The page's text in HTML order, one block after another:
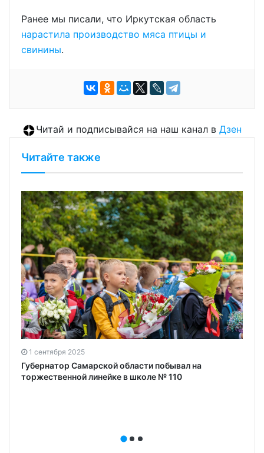
Ранее мы писали, что Иркутская область
нарастила производство мяса птицы и
свинины.
Читай и подписывайся на наш канал в Дзен
Читайте также
1 сентября 2025
Губернатор Самарской области побывал на
торжественной линейке в школе № 110